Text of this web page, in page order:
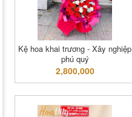
Kệ hoa khai trương - Xây nghiệp
phú quý
2,800,000